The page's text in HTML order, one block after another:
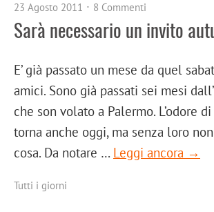
23 Agosto 2011 8 Commenti
Sarà necessario un invito
E’ già passato un mese da quel
amici. Sono già passati sei mesi
che son volato a Palermo. L’odore
torna anche oggi, ma senza loro
cosa. Da notare … Leggi ancora →
Tutti i giorni